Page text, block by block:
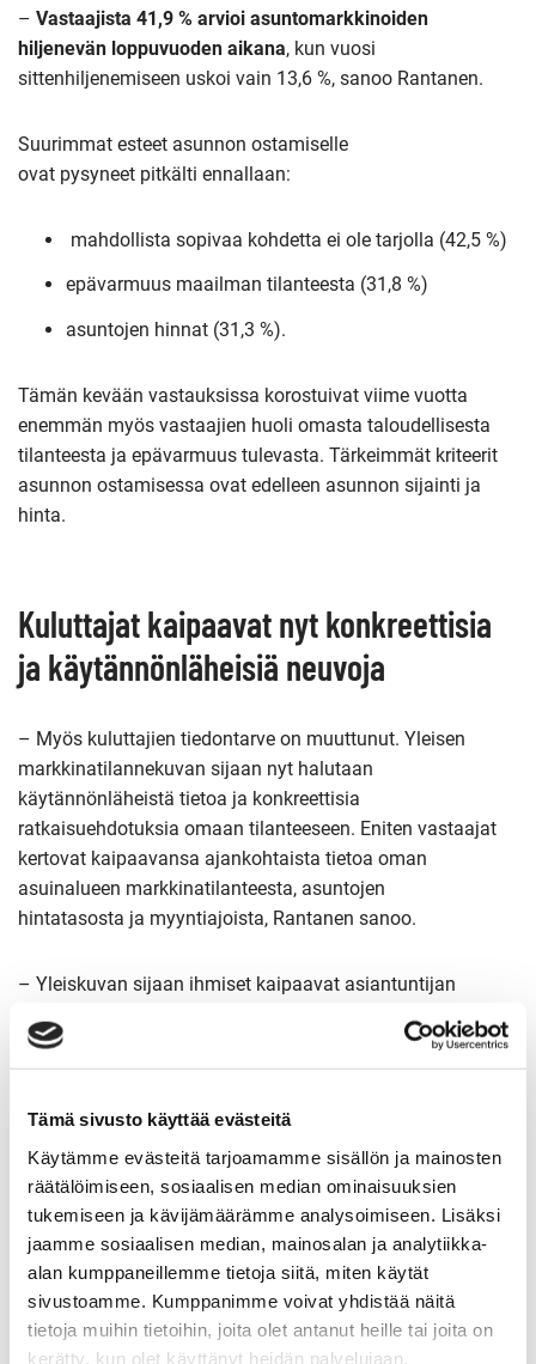
Tämä sivusto käyttää evästeitä
Käytämme evästeitä tarjoamamme sisällön ja mainosten
räätälöimiseen, sosiaalisen median ominaisuuksien
tukemiseen ja kävijämäärämme analysoimiseen. Lisäksi
jaamme sosiaalisen median, mainosalan ja analytiikka-
alan kumppaneillemme tietoja siitä, miten käytät
sivustoamme. Kumppanimme voivat yhdistää näitä
tietoja muihin tietoihin, joita olet antanut heille tai joita on
kerätty, kun olet käyttänyt heidän palvelujaan.
– Vastaajista 41,9 % arvioi asuntomarkkinoiden
hiljenevän loppuvuoden aikana, kun vuosi
sittenhiljenemiseen uskoi vain 13,6 %, sanoo Rantanen.
Suurimmat esteet asunnon ostamiselle
ovat pysyneet pitkälti ennallaan:
mahdollista sopivaa kohdetta ei ole tarjolla (42,5 %)
epävarmuus maailman tilanteesta (31,8 %)
asuntojen hinnat (31,3 %).
Tämän kevään vastauksissa korostuivat viime vuotta
enemmän myös vastaajien huoli omasta taloudellisesta
tilanteesta ja epävarmuus tulevasta. Tärkeimmät kriteerit
asunnon ostamisessa ovat edelleen asunnon sijainti ja
hinta.
Kuluttajat kaipaavat nyt konkreettisia
ja käytännönläheisiä neuvoja
– Myös kuluttajien tiedontarve on muuttunut. Yleisen
markkinatilannekuvan sijaan nyt halutaan
käytännönläheistä tietoa ja konkreettisia
ratkaisuehdotuksia omaan tilanteeseen. Eniten vastaajat
kertovat kaipaavansa ajankohtaista tietoa oman
asuinalueen markkinatilanteesta, asuntojen
hintatasosta ja myyntiajoista, Rantanen sanoo.
– Yleiskuvan sijaan ihmiset kaipaavat asiantuntijan
tilanteeseensa:
iten asunnon saa myytyä, miten sen
arvoa voiparantaajaminkälaisiapäätöksiä kannattaa
– Asuntomarkkinoiden tilanne voi muuttua hyvin
nopeastikin, jos taloudesta alkaa tulla positiivisia viestejä
entistä enemmän. Markkinatilanteeseen voimakkaimmin
vaikuttava kuluttajien luottamus on tunnetta,
ja tunteet voivat muuttua nopeasti, Rantanen toteaa.
Sp-Kodin asuntomarkkinakysely toteutettiin sähköisesti ja